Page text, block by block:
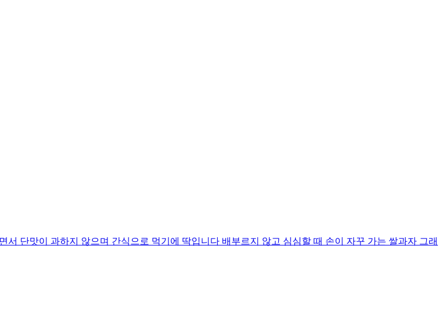
단맛이 과하지 않으며 간식으로 먹기에 딱입니다 배부르지 않고 심심할 때 손이 자꾸 가는 쌀과자 그래